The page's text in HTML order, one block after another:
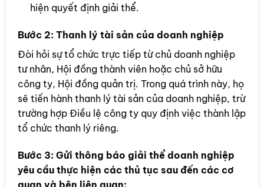
hiện quyết định giải thể.
Bước 2: Thanh lý tài sản của doanh nghiệp
Đòi hỏi sự tổ chức trực tiếp từ chủ doanh nghiệp
tư nhân, Hội đồng thành viên hoặc chủ sở hữu
công ty, Hội đồng quản trị. Trong quá trình này, họ
sẽ tiến hành thanh lý tài sản của doanh nghiệp, trừ
trường hợp Điều lệ công ty quy định việc thành lập
tổ chức thanh lý riêng.
Bước 3: Gửi thông báo giải thể doanh nghiệp
yêu cầu thực hiện các thủ tục sau đến các cơ
quan và bên liên quan: